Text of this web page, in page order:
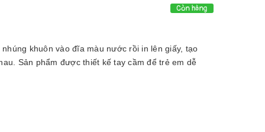
Còn hàng
khuôn vào đĩa màu nước rồi in lên giấy, tạo
Sản phẩm được thiết kế tay cầm để trẻ em dễ